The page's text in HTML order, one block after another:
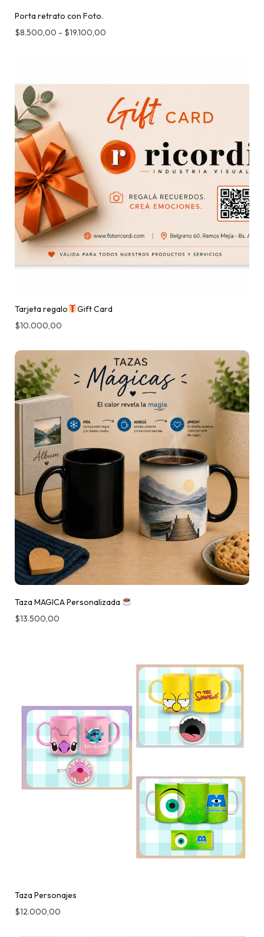
Porta retrato con Foto.
$8.500,00 - $19.100,00
Tarjeta regalo
Gift Card
$10.000,00
Taza MAGICA Personalizada
$13.500,00
Taza Personajes
$12.000,00